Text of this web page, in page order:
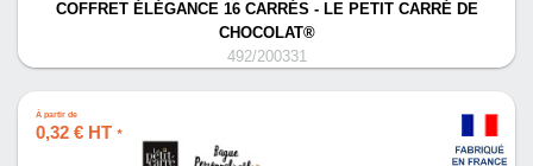
COFFRET ÉLÉGANCE 16 CARRÉS - LE PETIT CARRÉ DE
CHOCOLAT®
492/200331
À partir de
0,32 € HT *